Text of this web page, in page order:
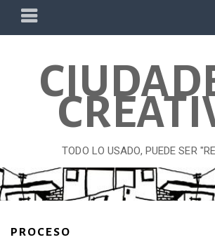
Skip
MENU
TODO LO USADO, PUEDE SER
PROCESO